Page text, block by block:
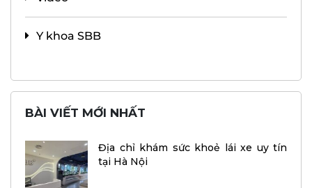
Y khoa SBB
BÀI VIẾT MỚI NHẤT
Địa chỉ khám sức khoẻ lái xe uy tín
tại Hà Nội